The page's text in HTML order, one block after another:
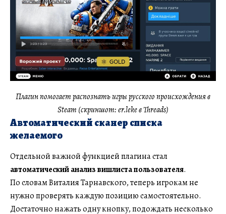
Плагин помогает распознать игры русского происхождения в
Steam (скриншот: er.leke в Threads)
Автоматический сканер списка
желаемого
Отдельной важной функцией плагина стал
автоматический анализ вишлиста пользователя.
По словам Виталия Тарнавского, теперь игрокам не
нужно проверять каждую позицию самостоятельно.
Достаточно нажать одну кнопку, подождать несколько